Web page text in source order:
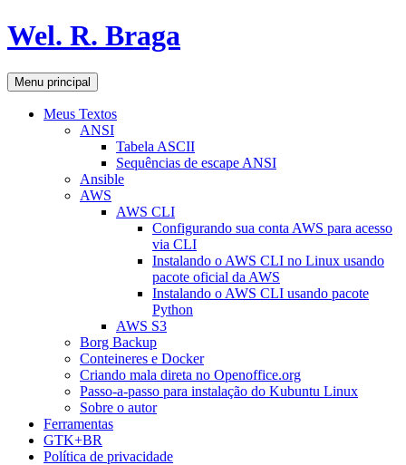
Pular
para
conteúdo
Wel. R. Braga
Pesquisar
Menu principal
Meus Textos
ANSI
Tabela ASCII
Sequências de escape ANSI
Ansible
AWS
AWS CLI
Configurando sua conta AWS para acesso
via CLI
Instalando o AWS CLI no Linux usando
pacote oficial da AWS
Instalando o AWS CLI usando pacote
Python
AWS S3
Borg Backup
Conteineres e Docker
Criando mala direta no Openoffice.org
Passo-a-passo para instalação do Kubuntu Linux
Sobre o autor
Ferramentas
GTK+BR
Política de privacidade